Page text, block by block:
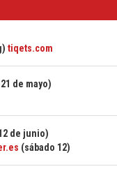
tiqets.com
de mayo)
de junio)
(sábado 12)